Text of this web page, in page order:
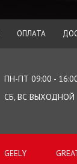
ОПЛАТА
ПН-ПТ 09:00 -
СБ, ВС ВЫХОДНОЙ
GEELY